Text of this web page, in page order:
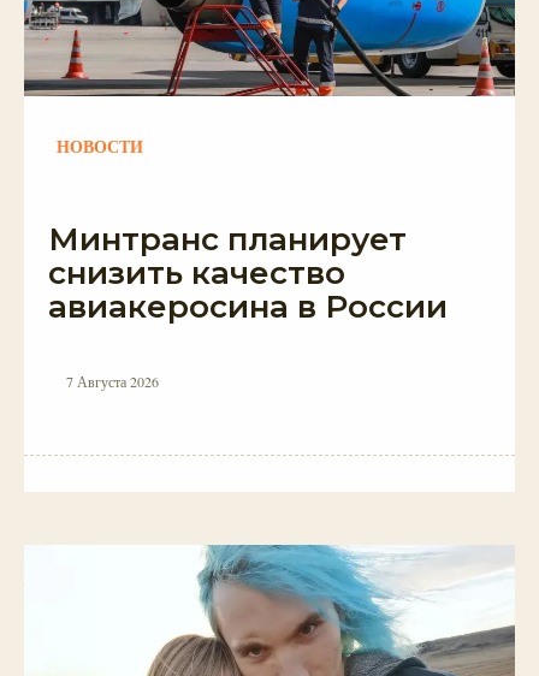
НОВОСТИ
Минтранс планирует
снизить качество
авиакеросина в России
7 Августа 2026